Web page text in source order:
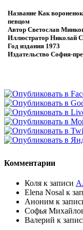
Название Как
певцом
Автор Светослав
Иллюстратор Николай
Год издания 1973
Издательство София-
Комментарии
Коля к записи
Elena Nosal к
Аноним к
Софья
Валерий к